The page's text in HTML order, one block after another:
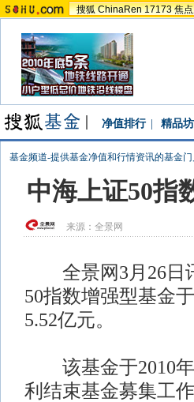
搜狐 ChinaRen 17173 焦
净值排行 精品坊
基金频道-提供基金净值和行情资讯的基金门
中海上证50指
来源：全景网
全景网3月26日
50指数增强型基金
5.52亿元。
该基金于2010年
利结束基金募集工作